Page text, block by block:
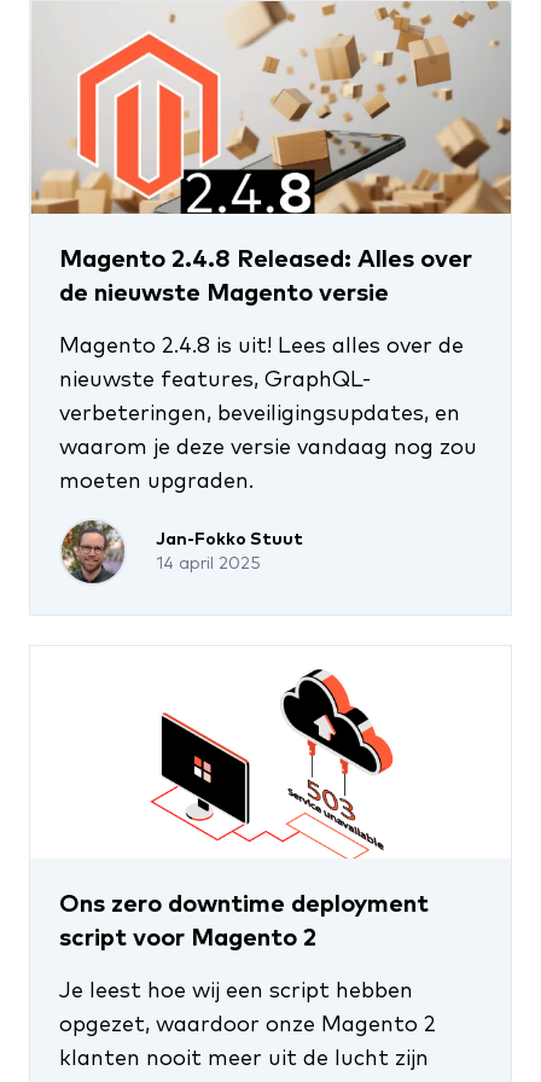
afhankelijkheid van app-stores of
maandelijkse iPaaS-kosten.
Magento 2.4.8 Released: Alles over
de nieuwste Magento versie
Magento 2.4.8 is uit! Lees alles over de
nieuwste features, GraphQL-
verbeteringen, beveiligingsupdates, en
waarom je deze versie vandaag nog zou
moeten upgraden.
Jan-Fokko Stuut
14 april 2025
Ons zero downtime deployment
script voor Magento 2
Je leest hoe wij een script hebben
opgezet, waardoor onze Magento 2
klanten nooit meer uit de lucht zijn